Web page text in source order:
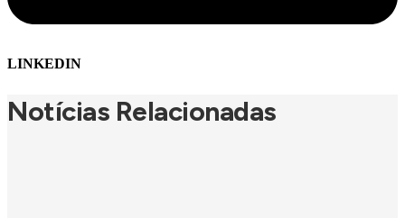
LINKEDIN
Notícias Relacionadas